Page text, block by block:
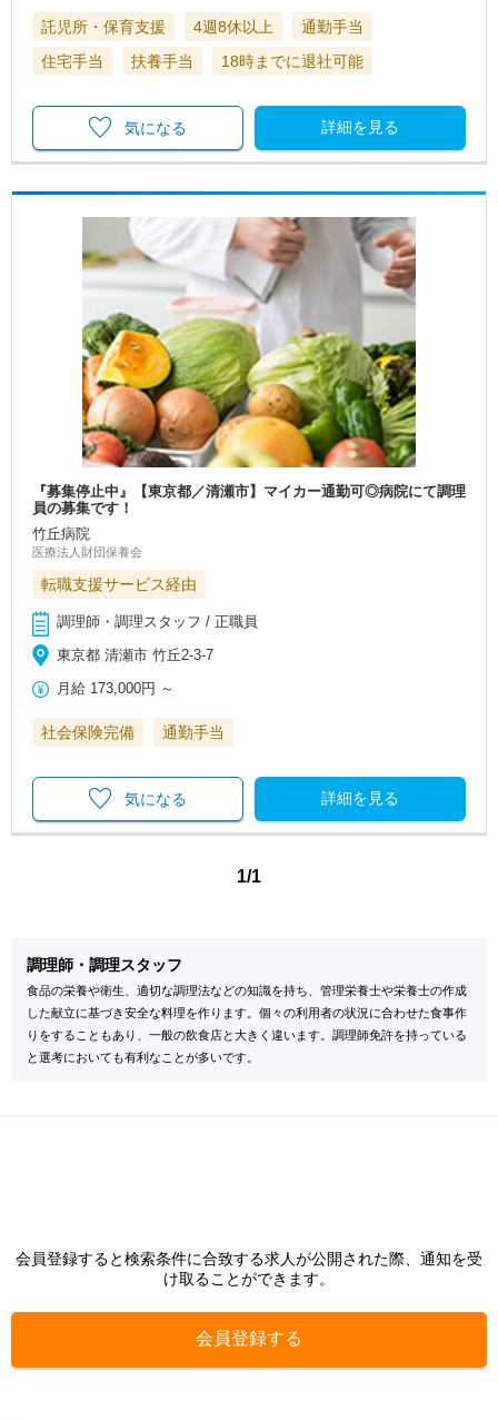
託児所・保育支援 4週8休以上
通勤手当
住宅手当
扶養手当 18時までに退社可能
詳細を見る
気になる
『募集停止中』【東京都／清瀬市】マイカー通勤可◎病院にて調理
員の募集です！
竹丘病院
医療法人財団保養会
転職支援サービス経由
調理師・調理スタッフ / 正職員
東京都 清瀬市 竹丘2-3-7
月給 173,000円 ～
社会保険完備 通勤手当
詳細を見る
気になる
1/1
調理師・調理スタッフ
食品の栄養や衛生、適切な調理法などの知識を持ち、管理栄養士や栄養士の作成
した献立に基づき安全な料理を作ります。個々の利用者の状況に合わせた食事作
りをすることもあり、一般の飲食店と大きく違います。調理師免許を持っている
と選考においても有利なことが多いです。
会員登録すると検索条件に合致する求人が公開された際、通知を受
け取ることができます。
会員登録する